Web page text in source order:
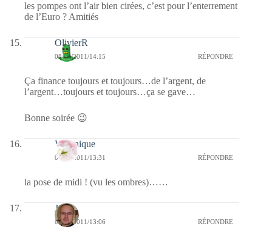
les pompes ont l’air bien cirées, c’est pour l’enterrement
de l’Euro ? Amitiés
OlivierR
08/10/2011/14:15 RÉPONDRE
Ça finance toujours et toujours…de l’argent, de
l’argent…toujours et toujours…ça se gave…
Bonne soirée 😉
Véronique
08/10/2011/13:31 RÉPONDRE
la pose de midi ! (vu les ombres)……
Jj
08/10/2011/13:06 RÉPONDRE